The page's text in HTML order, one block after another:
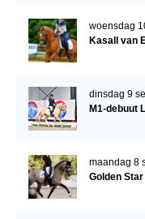
woensdag
Kasall van
dinsdag 9
M1-debuut
maandag 8
Golden